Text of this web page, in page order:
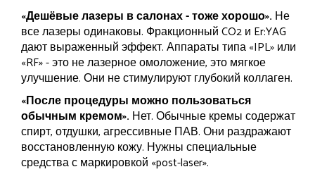
«Дешёвые лазеры в салонах - тоже хорошо». Не
все лазеры одинаковы. Фракционный CO2 и Er:YAG
дают выраженный эффект. Аппараты типа «IPL» или
«RF» - это не лазерное омоложение, это мягкое
улучшение. Они не стимулируют глубокий коллаген.
«После процедуры можно пользоваться
обычным кремом». Нет. Обычные кремы содержат
спирт, отдушки, агрессивные ПАВ. Они раздражают
восстановленную кожу. Нужны специальные
средства с маркировкой «post-laser».